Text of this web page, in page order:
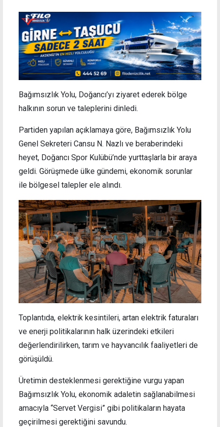
Bağımsızlık Yolu, Doğancı’yı ziyaret ederek bölge
halkının sorun ve taleplerini dinledi.
Partiden yapılan açıklamaya göre, Bağımsızlık Yolu
Genel Sekreteri Cansu N. Nazlı ve beraberindeki
heyet, Doğancı Spor Kulübü’nde yurttaşlarla bir araya
geldi. Görüşmede ülke gündemi, ekonomik sorunlar
ile bölgesel talepler ele alındı.
Toplantıda, elektrik kesintileri, artan elektrik faturaları
ve enerji politikalarının halk üzerindeki etkileri
değerlendirilirken, tarım ve hayvancılık faaliyetleri de
görüşüldü.
Üretimin desteklenmesi gerektiğine vurgu yapan
Bağımsızlık Yolu, ekonomik adaletin sağlanabilmesi
amacıyla “Servet Vergisi” gibi politikaların hayata
geçirilmesi gerektiğini savundu.